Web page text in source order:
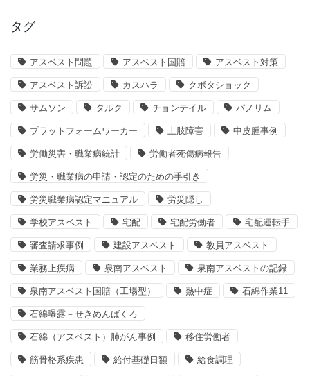
タグ
アスベスト問題 アスベスト国賠 アスベスト対策
アスベスト訴訟 カスハラ クボタショック
サムソン タルク チョンテイル パノリム
プラットフォームワーカー 上肢障害 中皮腫事例
労働災害・職業病統計 労働者死傷病報告
労災・職業病の申請・認定のための手引き
労災職業病認定マニュアル 労災隠し
学校アスベスト 宅配 宅配労働者 宅配運転手
審査請求事例 建設アスベスト 教員アスベスト
業務上疾病 泉南アスベスト 泉南アスベストの記録
泉南アスベスト国賠（工場型） 熱中症 石綿作業11
石綿曝露－せきめんばくろ
石綿（アスベスト）肺がん事例 移住労働者
筋骨格系疾患 給付基礎日額 給食調理